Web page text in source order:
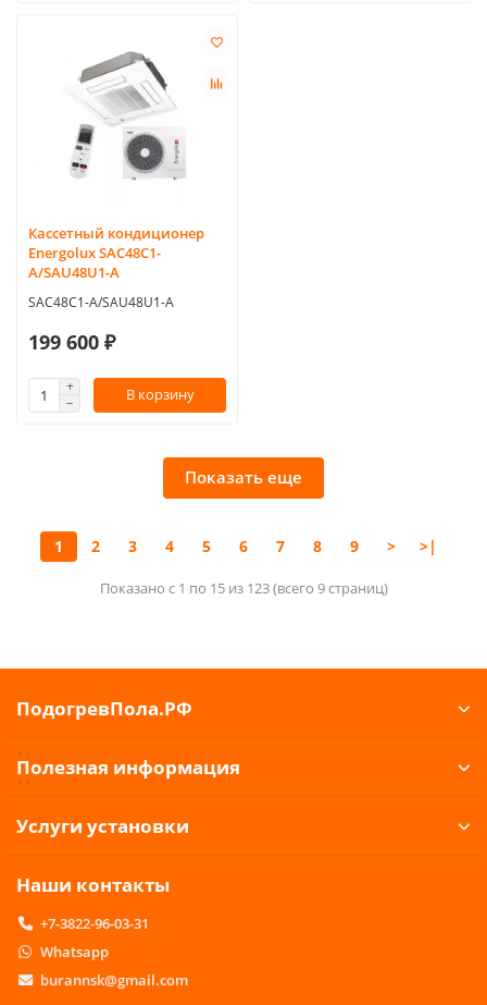
Кассетный кондиционер
Energolux SAC48C1-
A/SAU48U1-A
SAC48C1-A/SAU48U1-A
199 600 ₽
В корзину
Показать еще
1 2 3 4 5 6 7 8 9 > >|
Показано с 1 по 15 из 123 (всего 9 страниц)
ПодогревПола.РФ
Полезная информация
Услуги установки
Наши контакты
+7-3822-96-03-31
Whatsapp
burannsk@gmail.com